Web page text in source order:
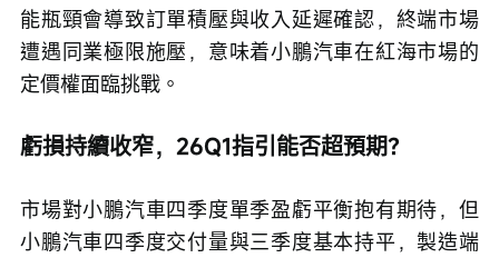
能瓶頸會導致訂單積壓與收入延遲確認，終端市場
遭遇同業極限施壓，意味着小鵬汽車在紅海市場的
定價權面臨挑戰。
虧損持續收窄，26Q1指引能否超預期？
市場對小鵬汽車四季度單季盈虧平衡抱有期待，但
小鵬汽車四季度交付量與三季度基本持平，製造端